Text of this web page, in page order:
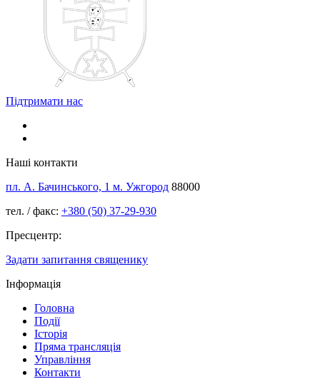
Підтримати нас
Наші контакти
пл. А. Бачинського, 1 м. Ужгород 88000
тел. / факс: +380 (50) 37-29-930
Пресцентр:
Задати запитання священику
Інформація
Головна
Події
Історія
Пряма трансляція
Управління
Контакти